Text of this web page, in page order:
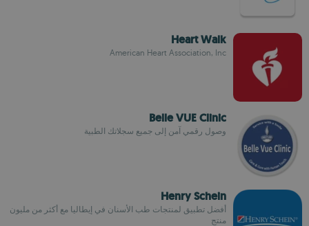
Heart Walk
American Heart Association, Inc
Belle VUE Clinic
وصول رقمي آمن إلى جميع سجلاتك الطبية
Henry Schein
أفضل تطبيق لمنتجات طب الأسنان في إيطاليا مع أكثر من مليون
منتج